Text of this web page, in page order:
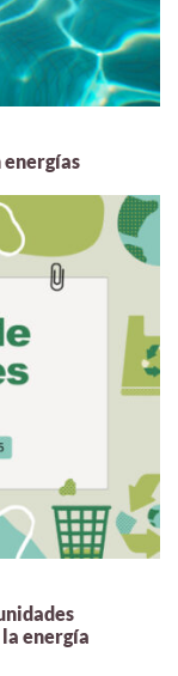
energías
energía